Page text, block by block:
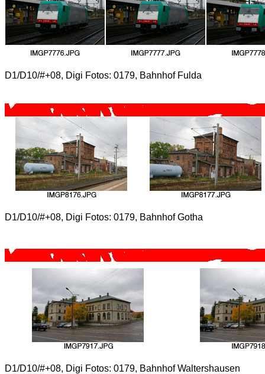
D1/D10/#+08, Digi Fotos: 0179, Bahnhof Fulda
D1/D10/#+08, Digi Fotos: 0179, Bahnhof Gotha
D1/D10/#+08, Digi Fotos: 0179, Bahnhof Waltershausen